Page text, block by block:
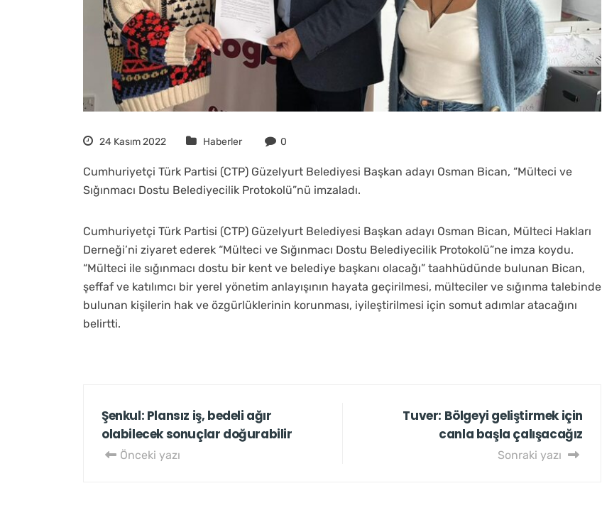
24 Kasım 2022 Haberler 0
Cumhuriyetçi Türk Partisi (CTP) Güzelyurt Belediyesi Başkan adayı Osman Bican, “Mülteci ve
Sığınmacı Dostu Belediyecilik Protokolü”nü imzaladı.
Cumhuriyetçi Türk Partisi (CTP) Güzelyurt Belediyesi Başkan adayı Osman Bican, Mülteci Hakları
Derneği’ni ziyaret ederek “Mülteci ve Sığınmacı Dostu Belediyecilik Protokolü”ne imza koydu.
“Mülteci ile sığınmacı dostu bir kent ve belediye başkanı olacağı” taahhüdünde bulunan Bican,
şeffaf ve katılımcı bir yerel yönetim anlayışının hayata geçirilmesi, mülteciler ve sığınma talebinde
bulunan kişilerin hak ve özgürlüklerinin korunması, iyileştirilmesi için somut adımlar atacağını
belirtti.
Şenkul: Plansız iş, bedeli ağır
olabilecek sonuçlar doğurabilir
Önceki yazı
Tuver: Bölgeyi geliştirmek için
canla başla çalışacağız
Sonraki yazı